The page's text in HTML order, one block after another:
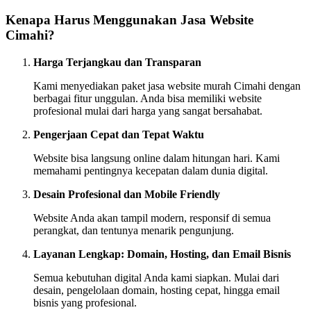
Kenapa Harus Menggunakan Jasa Website
Cimahi?
Harga Terjangkau dan Transparan
Kami menyediakan paket jasa website murah Cimahi dengan
berbagai fitur unggulan. Anda bisa memiliki website
profesional mulai dari harga yang sangat bersahabat.
Pengerjaan Cepat dan Tepat Waktu
Website bisa langsung online dalam hitungan hari. Kami
memahami pentingnya kecepatan dalam dunia digital.
Desain Profesional dan Mobile Friendly
Website Anda akan tampil modern, responsif di semua
perangkat, dan tentunya menarik pengunjung.
Layanan Lengkap: Domain, Hosting, dan Email Bisnis
Semua kebutuhan digital Anda kami siapkan. Mulai dari
desain, pengelolaan domain, hosting cepat, hingga email
bisnis yang profesional.